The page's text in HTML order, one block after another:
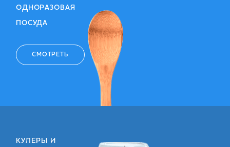
ОДНОРАЗОВАЯ
ПОСУДА
СМОТРЕТЬ
КУЛЕРЫ И